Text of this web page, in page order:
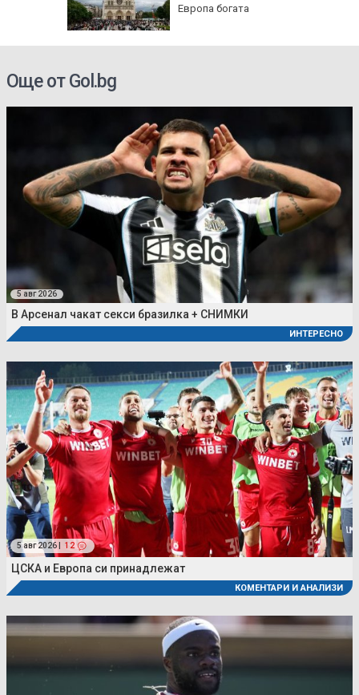
Европа богата
Още от Gol.bg
5 авг 2026
В Арсенал чакат секси бразилка + СНИМКИ
ИНТЕРЕСНО
5 авг 2026 | 12
ЦСКА и Европа си принадлежат
КОМЕНТАРИ И АНАЛИЗИ